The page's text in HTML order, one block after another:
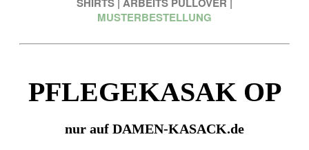
MUSTERBESTELLUNG
PFLEGEKASAK OP
nur auf DAMEN-KASACK.de